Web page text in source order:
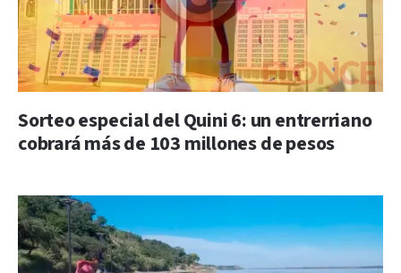
Sorteo especial del Quini 6: un entrerriano
cobrará más de 103 millones de pesos